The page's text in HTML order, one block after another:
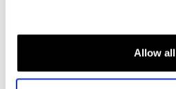
Allow all
Motorlaarzen heren